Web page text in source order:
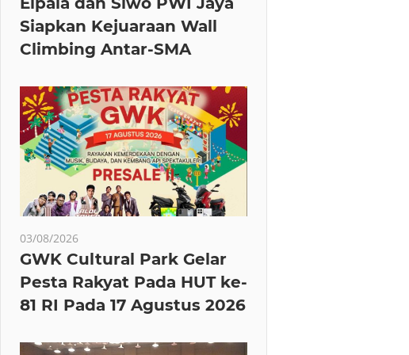
Siapkan Kejuaraan Wall
Climbing Antar-SMA
03/08/2026
GWK Cultural Park Gelar
Pesta Rakyat Pada HUT ke-
81 RI Pada 17 Agustus 2026